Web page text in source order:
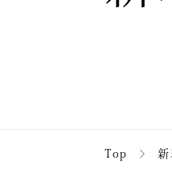
Top ＞ 新